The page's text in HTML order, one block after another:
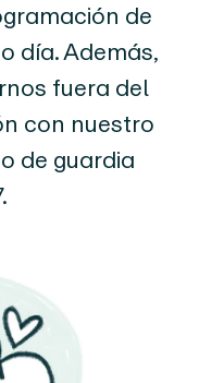
de
día. Además,
fuera del
con nuestro
de guardia